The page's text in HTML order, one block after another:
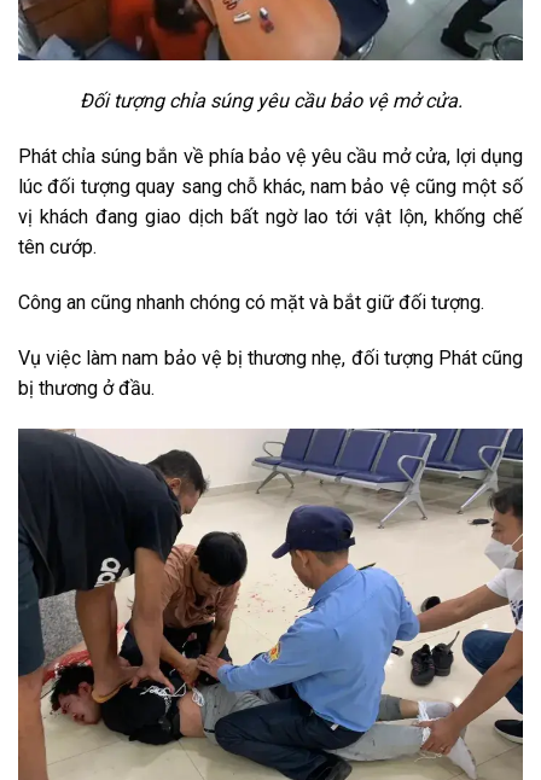
Đối tượng chỉa súng yêu cầu bảo vệ mở cửa.
Phát chỉa súng bắn về phía bảo vệ yêu cầu mở cửa, lợi dụng
lúc đối tượng quay sang chỗ khác, nam bảo vệ cũng một số
vị khách đang giao dịch bất ngờ lao tới vật lộn, khống chế
tên cướp.
Công an cũng nhanh chóng có mặt và bắt giữ đối tượng.
Vụ việc làm nam bảo vệ bị thương nhẹ, đối tượng Phát cũng
bị thương ở đầu.